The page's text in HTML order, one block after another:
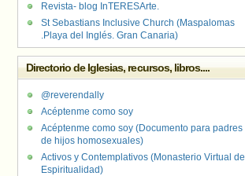
Revista- blog InTERESArte.
St Sebastians Inclusive Church (Maspalomas
.Playa del Inglés. Gran Canaria)
Directorio de Iglesias, recursos, libros....
@reverendally
Acéptenme como soy
Acéptenme como soy (Documento para padres
de hijos homosexuales)
Activos y Contemplativos (Monasterio Virtual de
Espiritualidad)